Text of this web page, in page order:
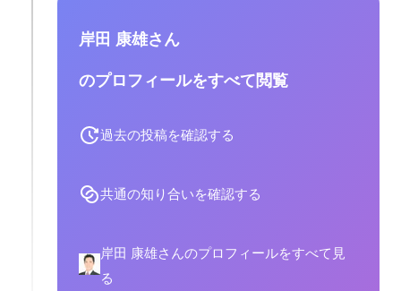
岸田 康雄さん
のプロフィールをすべて閲覧
過去の投稿を確認する
共通の知り合いを確認する
岸田 康雄さんのプロフィールをすべて見
る